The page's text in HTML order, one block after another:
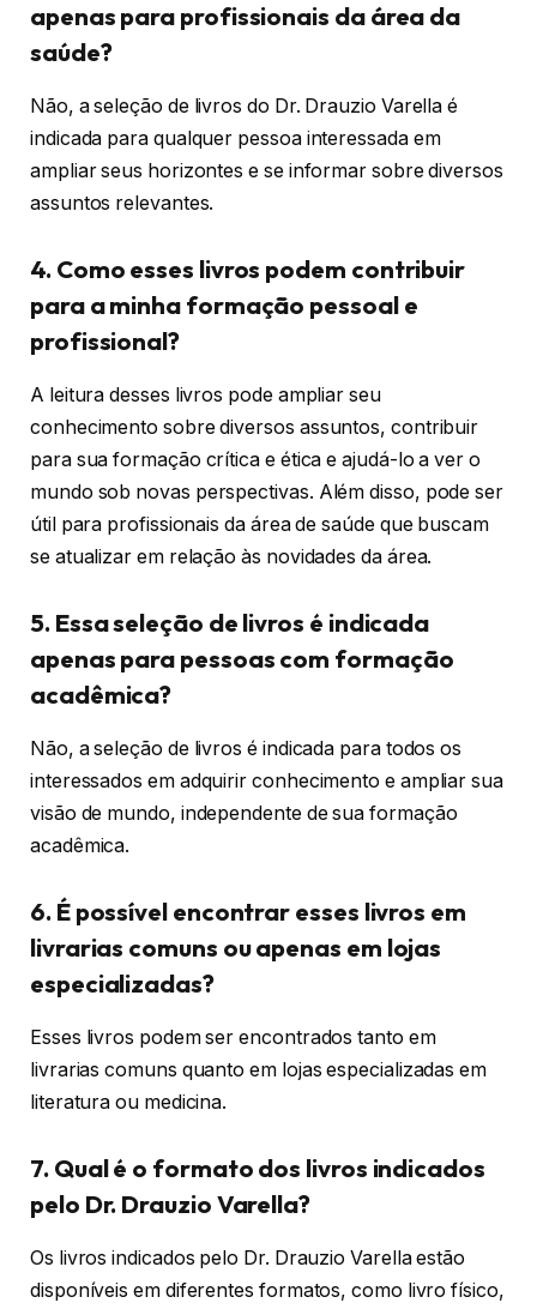
apenas para profissionais da área da
saúde?
Não, a seleção de livros do Dr. Drauzio Varella é
indicada para qualquer pessoa interessada em
ampliar seus horizontes e se informar sobre diversos
assuntos relevantes.
4. Como esses livros podem contribuir
para a minha formação pessoal e
profissional?
A leitura desses livros pode ampliar seu
conhecimento sobre diversos assuntos, contribuir
para sua formação crítica e ética e ajudá-lo a ver o
mundo sob novas perspectivas. Além disso, pode ser
útil para profissionais da área de saúde que buscam
se atualizar em relação às novidades da área.
5. Essa seleção de livros é indicada
apenas para pessoas com formação
acadêmica?
Não, a seleção de livros é indicada para todos os
interessados em adquirir conhecimento e ampliar sua
visão de mundo, independente de sua formação
acadêmica.
6. É possível encontrar esses livros em
livrarias comuns ou apenas em lojas
especializadas?
Esses livros podem ser encontrados tanto em
livrarias comuns quanto em lojas especializadas em
literatura ou medicina.
7. Qual é o formato dos livros indicados
pelo Dr. Drauzio Varella?
Os livros indicados pelo Dr. Drauzio Varella estão
disponíveis em diferentes formatos, como livro físico,